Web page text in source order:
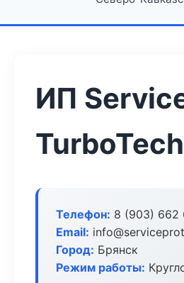
ИП
TurboTech
Телефон: 8 (903) 662
Email:
Город: Брянск
Режим работы: